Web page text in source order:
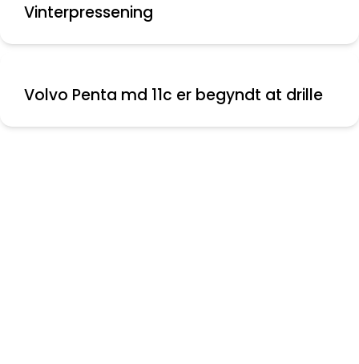
Vinterpressening
Volvo Penta md 11c er begyndt at drille